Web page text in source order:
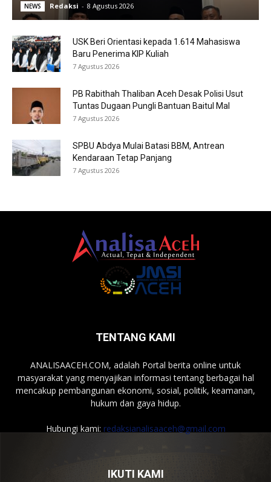
NEWS Redaksi - 8 Agustus 2026
USK Beri Orientasi kepada 1.614 Mahasiswa
Baru Penerima KIP Kuliah
7 Agustus 2026
PB Rabithah Thaliban Aceh Desak Polisi Usut
Tuntas Dugaan Pungli Bantuan Baitul Mal
7 Agustus 2026
SPBU Abdya Mulai Batasi BBM, Antrean
Kendaraan Tetap Panjang
7 Agustus 2026
TENTANG KAMI
ANALISAACEH.COM, adalah Portal berita online untuk
masyarakat yang menyajikan informasi tentang berbagai hal
mencakup pembangunan ekonomi, sosial, politik, keamanan,
hukum dan gaya hidup.
Hubungi kami: redaksianalisaaceh@gmail.com
IKUTI KAMI